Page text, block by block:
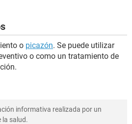
o picazón. Se puede utilizar
o como un tratamiento de
informativa realizada por un
la salud.